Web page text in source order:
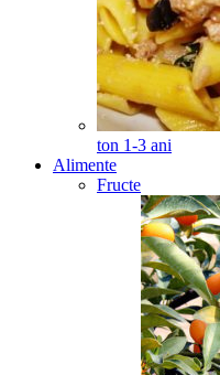
ton 1-3 ani
Alimente
Fructe